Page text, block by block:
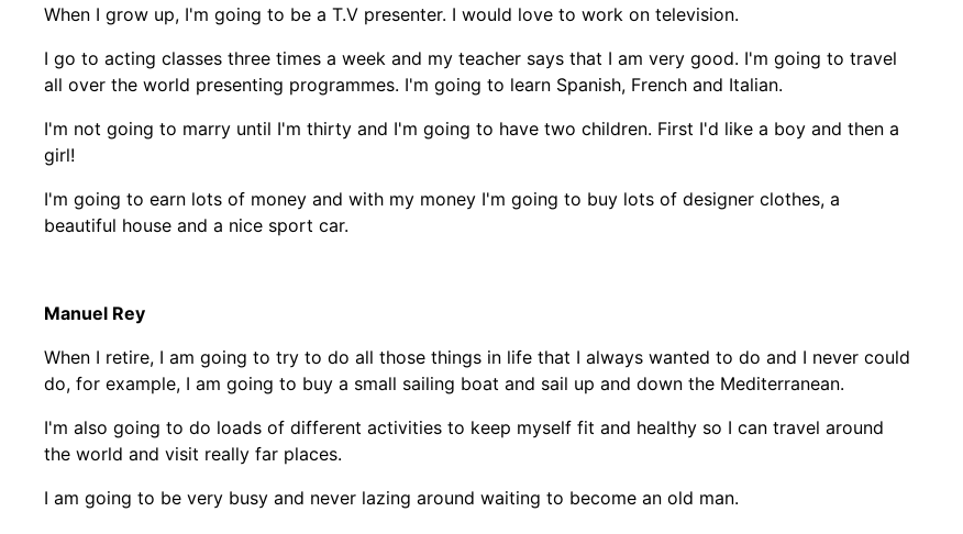
When I grow up, I'm going to be a T.V presenter. I would love to work on television.
I go to acting classes three times a week and my teacher says that I am very good. I'm going to travel
all over the world presenting programmes. I'm going to learn Spanish, French and Italian.
I'm not going to marry until I'm thirty and I'm going to have two children. First I'd like a boy and then a
girl!
I'm going to earn lots of money and with my money I'm going to buy lots of designer clothes, a
beautiful house and a nice sport car.
Manuel Rey
When I retire, I am going to try to do all those things in life that I always wanted to do and I never could
do, for example, I am going to buy a small sailing boat and sail up and down the Mediterranean.
I'm also going to do loads of different activities to keep myself fit and healthy so I can travel around
the world and visit really far places.
I am going to be very busy and never lazing around waiting to become an old man.